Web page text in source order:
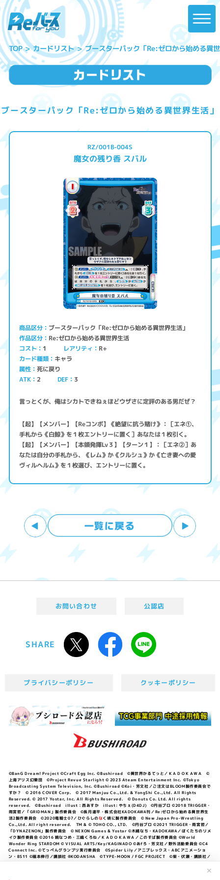
✕
TOP カードリスト ブースターパック「Re:ゼロから始める異
ブースターパック「Re:ゼロから始める異世界生活」
RZ/001B-004S
魔女の残り香 スバル
商品区分 ブースターパック「Re:ゼロから始める異世界生活」
作品区分 Re:ゼロから始める異世界生活
コスト 1 レアリティ R+
カード種類 キャラ
属性 死に戻り
ATK 2 DEF 3
言っとくが、俺はシカトできねぇほどウザさに定評のある男だぜ？
【起】【メンバー】【Reコンボ】《絶望に抗う賭け》：［エネ①、
手札から《白鯨》を１枚エントリーに置く］あなたは１枚引く。
【起】【メンバー】【本領発揮Lv３】【ターン１】：［エネ②］あ
なたは自分の手札から、《レム》か《クルシュ》か《亡き妻への愛
ヴィルヘルム》を１枚選び、エントリーに置く。
お問い合わせ 公認店
SHARE
プライバシーポリシー クッキーポリシー
©BanG Dream! Project ©Craft Egg Inc. ©Bushiroad ©異世界かるてっと／ＫＡＤＯＫＡＷＡ ©
上海アリス幻樂団 ©Project Revue Starlight © 2023 Ateam Entertainment Inc. ©Tokyo
Broadcasting System Television, Inc. ©Bushiroad ©Koi・芳文社／ご注文はBLOOM製作委員会で
すか？ © 2016 COVER Corp. © 2017 Manjuu Co.,Ltd. & YongShi Co.,Ltd. All Rights
Reserved. © 2017 Yostar, Inc. All Rights Reserved. © Donuts Co. Ltd. All rights
reserved. ©Bushiroad illust：西あすか illust: やちぇ(D4DJ) ©円谷プロ ©2018 TRIGGER・
雨宮哲／「GRIDMAN」製作委員会 ©長月達平・株式会社KADOKAWA刊／Re:ゼロから始める異世界生
活2製作委員会 ©2020竜騎士07／ひぐらしのなく頃に製作委員会 © New Japan Pro-Wrestling
Co.,Ltd. All right reserved. TM & © TOHO CO., LTD. ©円谷プロ ©2021 TRIGGER・雨宮哲／
「DYNAZENON」製作委員会 © NEXON Games & Yostar ©木緒なち・KADOKAWA／ぼくたちのリメ
イク製作委員会 ©2016 暁なつめ・三嶋くろね／ＫＡＤＯＫＡＷＡ／このすば製作委員会 ©World
Wonder Ring STARDOM © VISUAL ARTS/Key/KAGINADO ©あfろ・芳文社／野外活動委員会 ©C4
Connect Inc. ©てっぺんグランプリ実行委員会 ©Spider Lily／アニプレックス・ABCアニメーショ
ン・BS11 ©福本伸行／講談社 ®KODANSHA ©TYPE-MOON / FGC PROJECT ©柴・伏瀬・講談社／